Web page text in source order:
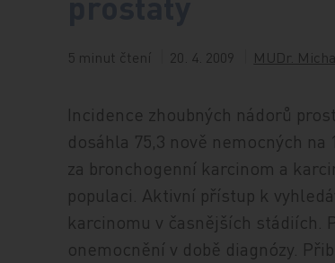
5 minut čtení 20. 4. 2009 MUDr.
Incidence zhoubných nádorů
dosáhla 75,3 nově nemocných
za bronchogenní karcinom a
populaci. Aktivní přístup k
karcinomu v časnějších stádiích.
onemocnění v době diagnózy.